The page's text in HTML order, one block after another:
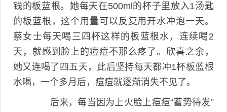
钱的板蓝根。她每天在500ml的杯子里放入1汤匙
的板蓝根，这个用量可以反复用开水冲泡一天。
蔡女士每天喝三四杯这样的板蓝根水，连续喝2
天，就感到脸上的痘痘不那么疼了。欣喜之余，
她又连喝了四五天，此后坚持每天都冲1杯板蓝根
水喝，一个多月后，痘痘就逐渐消失不见了。
后来，每当因为上火脸上痘痘“蓄势待发”